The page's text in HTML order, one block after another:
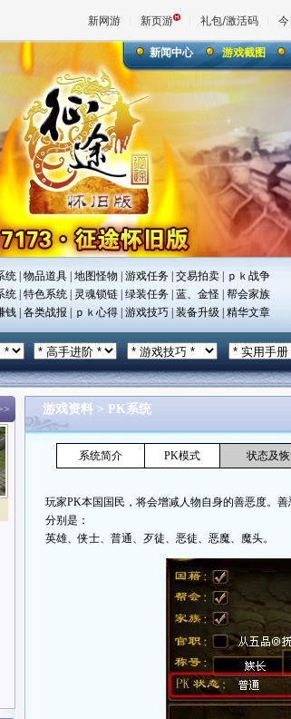
新网游 新页游 礼包/激活码
新闻中心 游戏截图
统| 物品道具| 地图怪物 游戏任务| 交易拍卖|
ｐｋ战争
统| 特色系统| 灵魂锁链| 绿装任务| 蓝、金怪| 帮会家族
钱| 各类战报 ｐｋ心得| 游戏技巧| 装备升级 精华文章
游戏资料 > PK系统
系统简介 PK模式 状态及
玩家PK本国国民，将会增减人物自身的善恶度。
分别是：
英雄、侠士、普通、歹徒、恶徒、恶魔、魔头。